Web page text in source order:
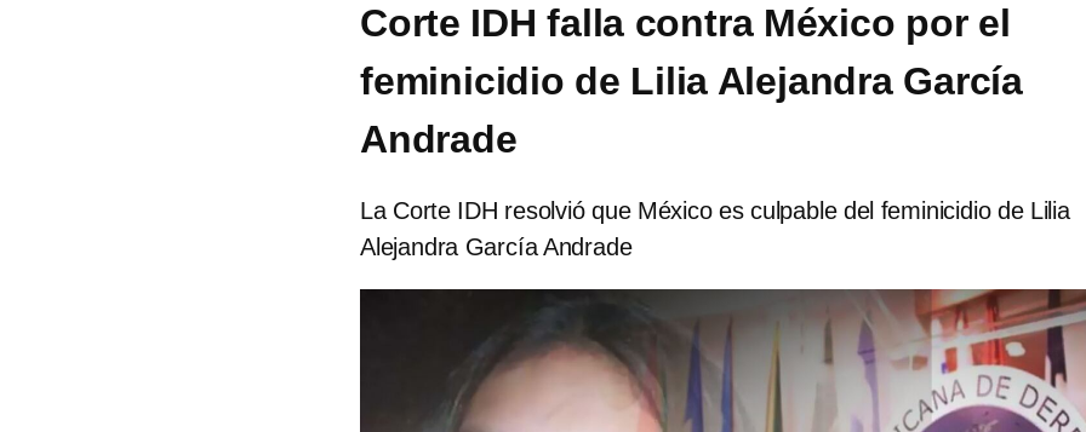
Corte IDH falla contra México por el
feminicidio de Lilia Alejandra García
Andrade
La Corte IDH resolvió que México es culpable del feminicidio de Lilia
Alejandra García Andrade